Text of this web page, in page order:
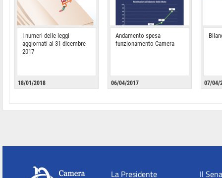
I numeri delle leggi
aggiornati al 31 dicembre
2017
18/01/2018
Andamento spesa
funzionamento Camera
06/04/2017 07/04/
La Presidente Il